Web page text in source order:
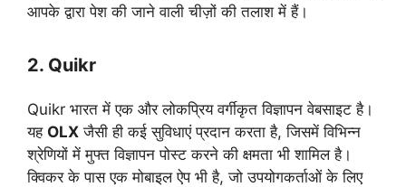
आपके द्वारा पेश की जाने वाली चीज़ों की तलाश में हैं।
2. Quikr
Quikr भारत में एक और लोकप्रिय वर्गीकृत विज्ञापन वेबसाइट है।
यह OLX जैसी ही कई सुविधाएं प्रदान करता है, जिसमें विभिन्न
श्रेणियों में मुफ्त विज्ञापन पोस्ट करने की क्षमता भी शामिल है।
क्विकर के पास एक मोबाइल ऐप भी है, जो उपयोगकर्ताओं के लिए